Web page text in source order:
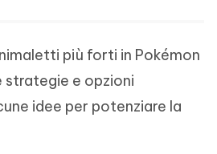
più forti in Pokémon
strategie e opzioni
idee per potenziare la